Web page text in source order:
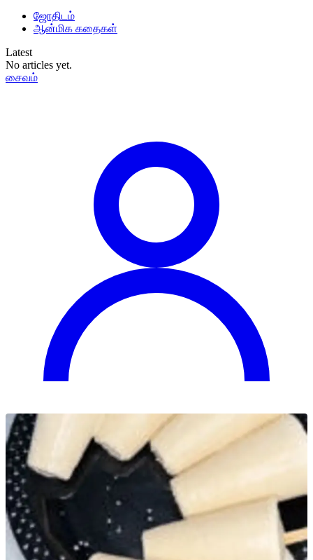
ஜோதிடம்
ஆன்மிக கதைகள்
Latest
No articles yet.
சைவம்